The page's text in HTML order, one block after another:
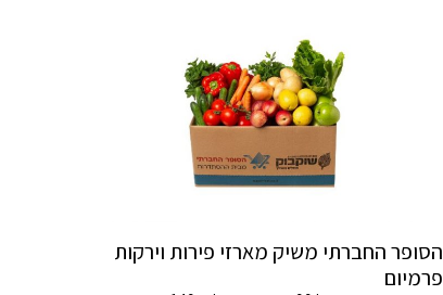
הסופר החברתי משיק מארזי פירות וירקות
פרמיום